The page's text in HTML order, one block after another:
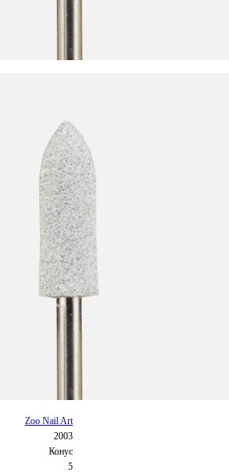
Zoo Nail Art
2003
Конус
5